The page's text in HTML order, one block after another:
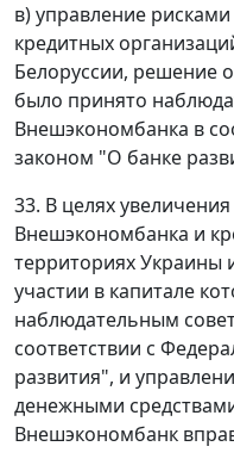
в) управление
кредитных
Белоруссии, решение
было принято
Внешэкономбанка в
законом "О банке
33. В целях
Внешэкономбанка и
территориях Украины
участии в капитале
наблюдательным
соответствии с
развития", и
денежными
Внешэкономбанк